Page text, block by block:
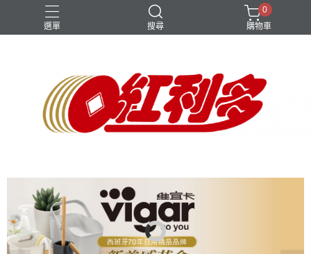
選單 搜尋
手壓 拖把組 旗艦系列 男鞋
0
購物車